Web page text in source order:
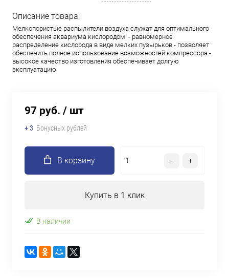
Описание товара:
Мелкопористые распылители воздуха служат для оптимального
обеспечения аквариума кислородом. - равномерное
распределение кислорода в виде мелких пузырьков - позволяет
обеспечить полное использование возможностей компрессора -
высокое качество изготовления обеспечивает долгую
эксплуатацию.
97 руб. / шт
+ 3 Бонусных рублей
В корзину
Купить в 1 клик
В наличии